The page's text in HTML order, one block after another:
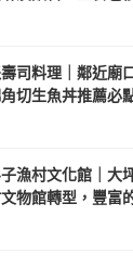
司料理｜鄰近廟
切生魚丼推薦必
漁村文化館｜大
物館轉型，豐富